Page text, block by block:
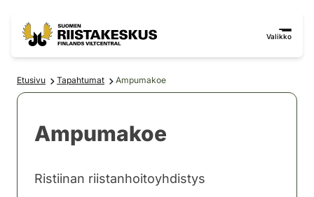
Valikko
Etusivu Tapahtumat Ampumakoe
Ampumakoe
Ristiinan riistanhoitoyhdistys